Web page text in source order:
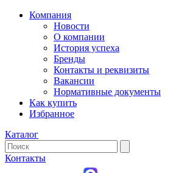
Компания
Новости
О компании
История успеха
Бренды
Контакты и реквизиты
Вакансии
Нормативные документы
Как купить
Избранное
Каталог
Контакты